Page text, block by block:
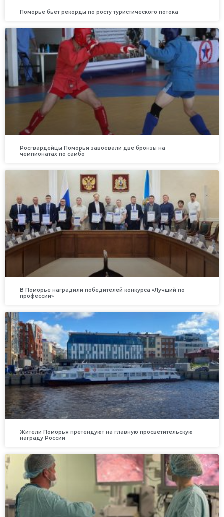
Поморье бьет рекорды по росту туристического потока
Росгвардейцы Поморья завоевали две бронзы на
чемпионатах по самбо
В Поморье наградили победителей конкурса «Лучший по
профессии»
Жители Поморья претендуют на главную просветительскую
награду России